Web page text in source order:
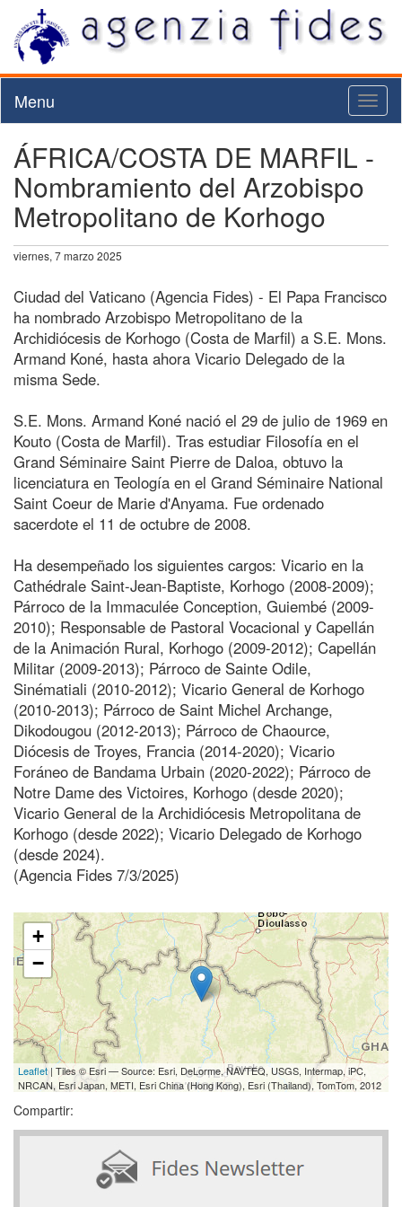
Menu
ÁFRICA/COSTA DE MARFIL -
Nombramiento del Arzobispo
Metropolitano de Korhogo
viernes, 7 marzo 2025
Ciudad del Vaticano (Agencia Fides) - El Papa Francisco
ha nombrado Arzobispo Metropolitano de la
Archidiócesis de Korhogo (Costa de Marfil) a S.E. Mons.
Armand Koné, hasta ahora Vicario Delegado de la
misma Sede.
S.E. Mons. Armand Koné nació el 29 de julio de 1969 en
Kouto (Costa de Marfil). Tras estudiar Filosofía en el
Grand Séminaire Saint Pierre de Daloa, obtuvo la
licenciatura en Teología en el Grand Séminaire National
Saint Coeur de Marie d'Anyama. Fue ordenado
sacerdote el 11 de octubre de 2008.
Ha desempeñado los siguientes cargos: Vicario en la
Cathédrale Saint-Jean-Baptiste, Korhogo (2008-2009);
Párroco de la Immaculée Conception, Guiembé (2009-
2010); Responsable de Pastoral Vocacional y Capellán
de la Animación Rural, Korhogo (2009-2012); Capellán
Militar (2009-2013); Párroco de Sainte Odile,
Sinématiali (2010-2012); Vicario General de Korhogo
(2010-2013); Párroco de Saint Michel Archange,
Dikodougou (2012-2013); Párroco de Chaource,
Diócesis de Troyes, Francia (2014-2020); Vicario
Foráneo de Bandama Urbain (2020-2022); Párroco de
Notre Dame des Victoires, Korhogo (desde 2020);
Vicario General de la Archidiócesis Metropolitana de
Korhogo (desde 2022); Vicario Delegado de Korhogo
(desde 2024).
(Agencia Fides 7/3/2025)
+
−
Leaflet| Tiles © Esri — Source: Esri, DeLorme, NAVTEQ, USGS, Intermap, iPC,
NRCAN, Esri Japan, METI, Esri China (Hong Kong), Esri (Thailand), TomTom, 2012
Compartir: